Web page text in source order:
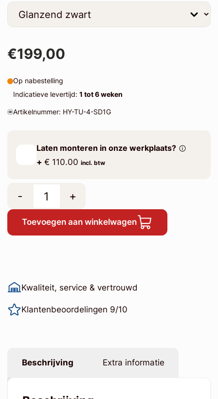
€199,00
Op nabestelling
Indicatieve levertijd: 1 tot 6 weken
Artikelnummer: HY-TU-4-SD1G
Laten monteren in onze werkplaats?
+ € 110.00 incl. btw
- +
Toevoegen aan winkelwagen
Kwaliteit, service & vertrouwd
Klantenbeoordelingen 9/10
Beschrijving Extra informatie